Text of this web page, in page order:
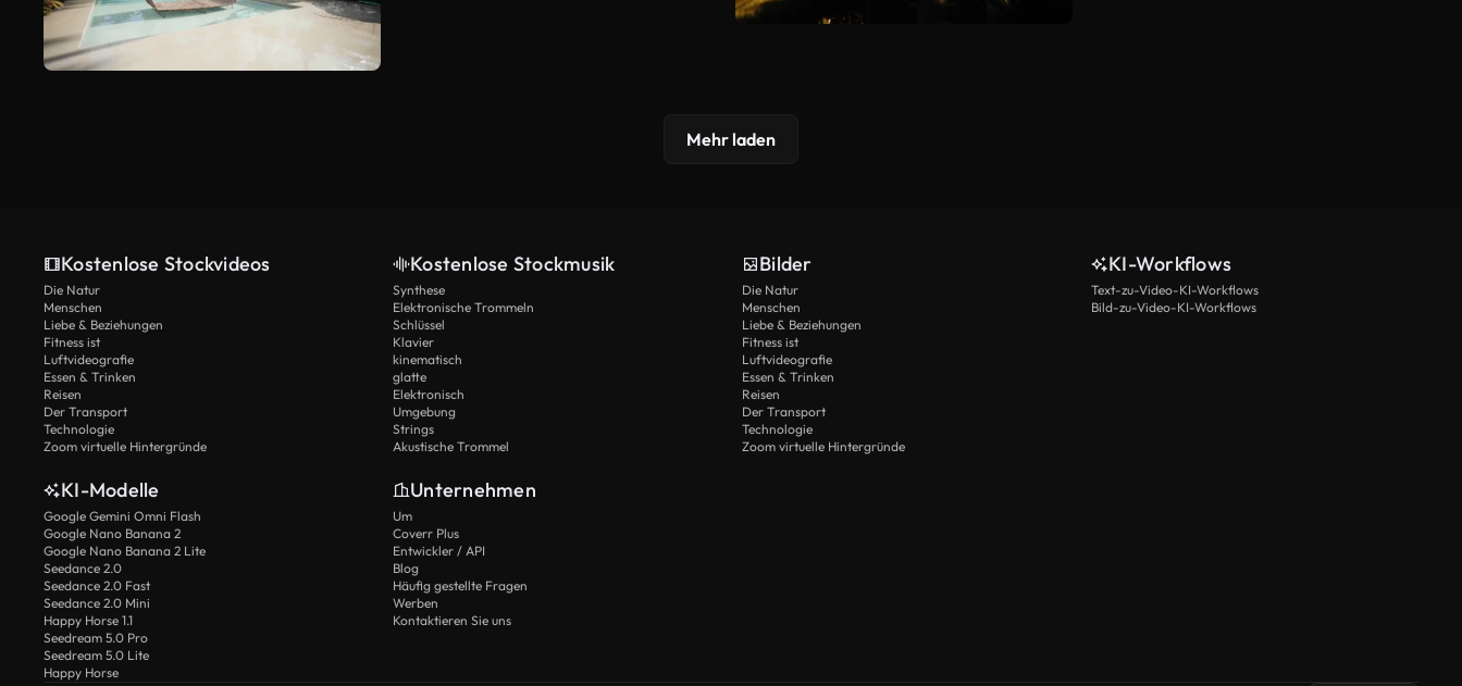
Mehr laden
Kostenlose Stockvideos
Die Natur
Menschen
Liebe & Beziehungen
Fitness ist
Luftvideografie
Essen & Trinken
Reisen
Der Transport
Technologie
Zoom virtuelle Hintergründe
Kostenlose Stockmusik
Synthese
Elektronische Trommeln
Schlüssel
Klavier
kinematisch
glatte
Elektronisch
Umgebung
Strings
Akustische Trommel
Bilder
Die Natur
Menschen
Liebe & Beziehungen
Fitness ist
Luftvideografie
Essen & Trinken
Reisen
Der Transport
Technologie
Zoom virtuelle Hintergründe
KI-Workflows
Text-zu-Video-KI-Workflows
Bild-zu-Video-KI-Workflows
KI-Modelle
Google Gemini Omni Flash
Google Nano Banana 2
Google Nano Banana 2 Lite
Seedance 2.0
Seedance 2.0 Fast
Seedance 2.0 Mini
Happy Horse 1.1
Seedream 5.0 Pro
Seedream 5.0 Lite
Happy Horse
Unternehmen
Um
Coverr Plus
Entwickler / API
Blog
Häufig gestellte Fragen
Werben
Kontaktieren Sie uns